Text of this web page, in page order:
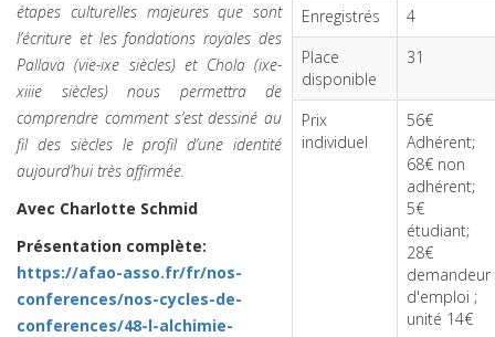
étapes culturelles majeures que sont
l’écriture et les fondations royales des
Pallava (vie-ixe siècles) et Chola (ixe-
xiiie siècles) nous permettra de
comprendre comment s’est dessiné au
fil des siècles le profil d’une identité
aujourd’hui très affirmée.
Avec Charlotte Schmid
Présentation complète:
https://afao-asso.fr/fr/nos-
conferences/nos-cycles-de-
conferences/48-l-alchimie-
Enregistrés
4
Place
disponible
31
Prix
individuel
56€
Adhérent;
68€ non
adhérent;
5€
étudiant;
28€
demandeur
d'emploi ;
unité 14€